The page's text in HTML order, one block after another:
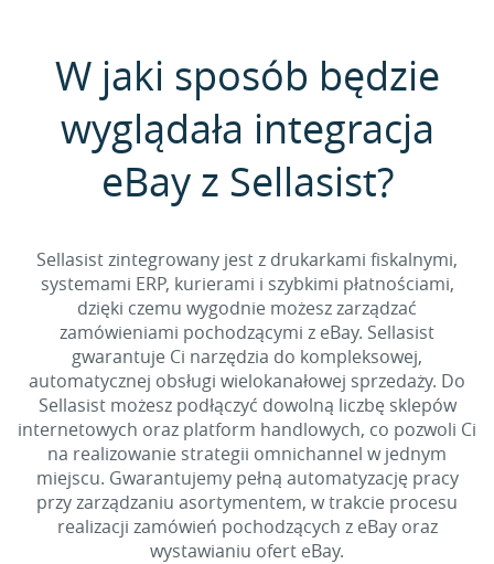
W jaki sposób będzie
wyglądała integracja
eBay z Sellasist?
Sellasist zintegrowany jest z drukarkami fiskalnymi,
systemami ERP, kurierami i szybkimi płatnościami,
dzięki czemu wygodnie możesz zarządzać
zamówieniami pochodzącymi z eBay. Sellasist
gwarantuje Ci narzędzia do kompleksowej,
automatycznej obsługi wielokanałowej sprzedaży. Do
Sellasist możesz podłączyć dowolną liczbę sklepów
internetowych oraz platform handlowych, co pozwoli Ci
na realizowanie strategii omnichannel w jednym
miejscu. Gwarantujemy pełną automatyzację pracy
przy zarządzaniu asortymentem, w trakcie procesu
realizacji zamówień pochodzących z eBay oraz
wystawianiu ofert eBay.